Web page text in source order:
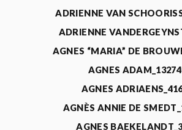
ADRIENNE VAN
ADRIENNE
AGNES “MARIA” DE
AGNES
AGNES
AGNÈS ANNIE DE
AGNES